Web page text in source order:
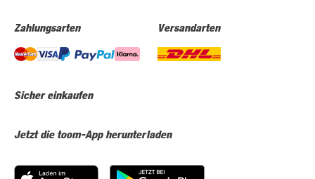
Zahlungsarten Versandarten
Sicher einkaufen
Jetzt die toom-App herunterladen